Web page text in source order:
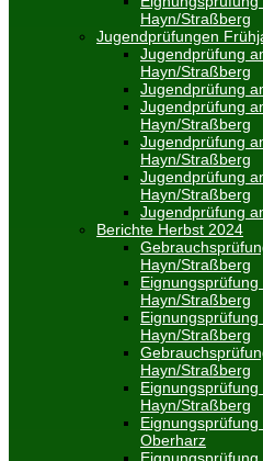
Hayn/Straßberg
Jugendprüfungen
Jugendprüfung
Hayn/Straßberg
Jugendprüfung
Jugendprüfung
Hayn/Straßberg
Jugendprüfung
Hayn/Straßberg
Jugendprüfung
Hayn/Straßberg
Jugendprüfung
Berichte Herbst 2024
Hayn/Straßberg
Hayn/Straßberg
Hayn/Straßberg
Hayn/Straßberg
Hayn/Straßberg
Oberharz